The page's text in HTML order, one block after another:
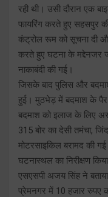
रही थी। उसी दौरान एक
फायरिंग करते हुए सहसपुर
कंट्रोल रूम को सूचना दी
करते हुए घटना के मद्देनजर
नाकाबंदी की गई।
जिसके बाद पुलिस और
हुई। मुठभेड़ में बदमाश के पैर
बदमाश को इलाज के लिए
315 बोर का देसी तमंचा,
मोटरसाइकिल बरामद की
घटनास्थल का निरीक्षण
एसएसपी अजय सिंह ने
प्रेमनगर में 10 हजार रुपए